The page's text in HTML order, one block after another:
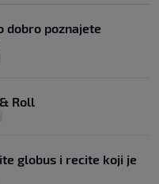
dobro poznajete
Roll
globus i recite koji je